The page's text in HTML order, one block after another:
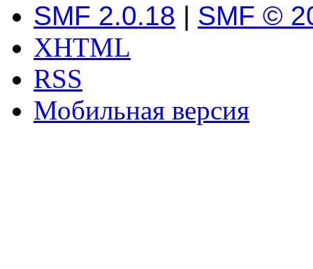
SMF 2.0.18 | SMF ©
XHTML
RSS
Мобильная версия